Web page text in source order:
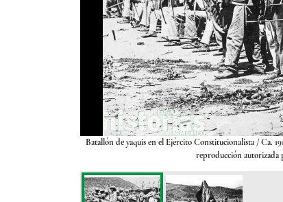
Batallón de yaquis en el Ejército Constitucionalista/ Ca.
reproducción